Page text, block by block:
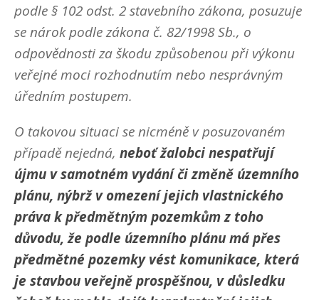
podle § 102 odst. 2 stavebního zákona, posuzuje
se nárok podle zákona č. 82/1998 Sb., o
odpovědnosti za škodu způsobenou při výkonu
veřejné moci rozhodnutím nebo nesprávným
úředním postupem.
O takovou situaci se nicméně v posuzovaném
případě nejedná, neboť žalobci nespatřují
újmu v samotném vydání či změně územního
plánu, nýbrž v omezení jejich vlastnického
práva k předmětným pozemkům z toho
důvodu, že podle územního plánu má přes
předmětné pozemky vést komunikace, která
je stavbou veřejně prospěšnou, v důsledku